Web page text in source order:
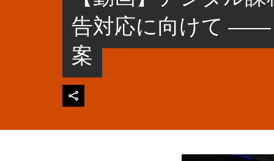
告対応に向けて ――
案